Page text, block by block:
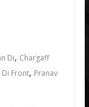
Di, Chargaff
Front, Pranav